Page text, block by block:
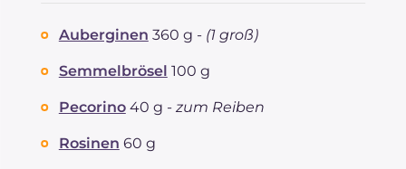
Fette
davon gesättigte Fettsäuren
Cholesterin
Natrium
Auberginen 360 g - (1 groß)
Semmelbrösel 100 g
Pecorino 40 g - zum Reiben
Rosinen 60 g